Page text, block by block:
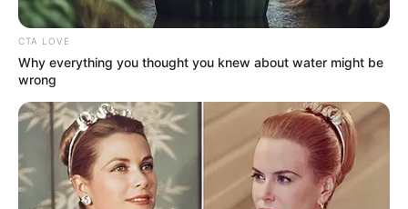
Por:Camilo Andrés Jaimes Osorio
Agosto 12, 2023
CTA LOVE
Why everything you thought you knew about water might be
wrong